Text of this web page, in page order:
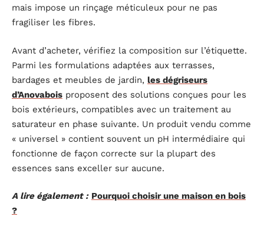
mais impose un rinçage méticuleux pour ne pas
fragiliser les fibres.
Avant d’acheter, vérifiez la composition sur l’étiquette.
Parmi les formulations adaptées aux terrasses,
bardages et meubles de jardin, les dégriseurs
d’Anovabois proposent des solutions conçues pour les
bois extérieurs, compatibles avec un traitement au
saturateur en phase suivante. Un produit vendu comme
« universel » contient souvent un pH intermédiaire qui
fonctionne de façon correcte sur la plupart des
essences sans exceller sur aucune.
A lire également : Pourquoi choisir une maison en bois
?